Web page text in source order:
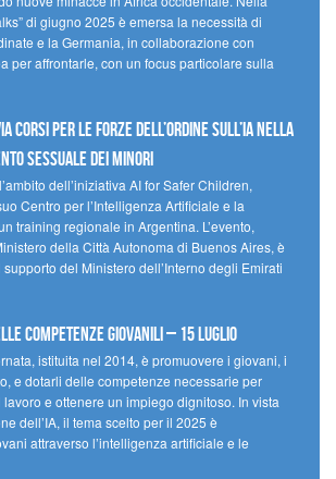
di giugno 2025 è emersa la necessità di
e la Germania, in collaborazione con
per affrontarle, con un focus particolare sulla
corsi per le forze dell’ordine sull’IA nella
sessuale dei minori
dell’iniziativa AI for Safer Children,
Centro per l’Intelligenza Artificiale e la
training regionale in Argentina. L’evento,
della Città Autonoma di Buenos Aires, è
del Ministero dell’Interno degli Emirati
Competenze Giovanili – 15 luglio
istituita nel 2014, è promuovere i giovani, i
e dotarli delle competenze necessarie per
e ottenere un impiego dignitoso. In vista
dell’IA, il tema scelto per il 2025 è
attraverso l’intelligenza artificiale e le